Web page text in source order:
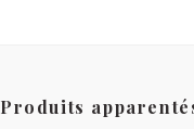
Produits